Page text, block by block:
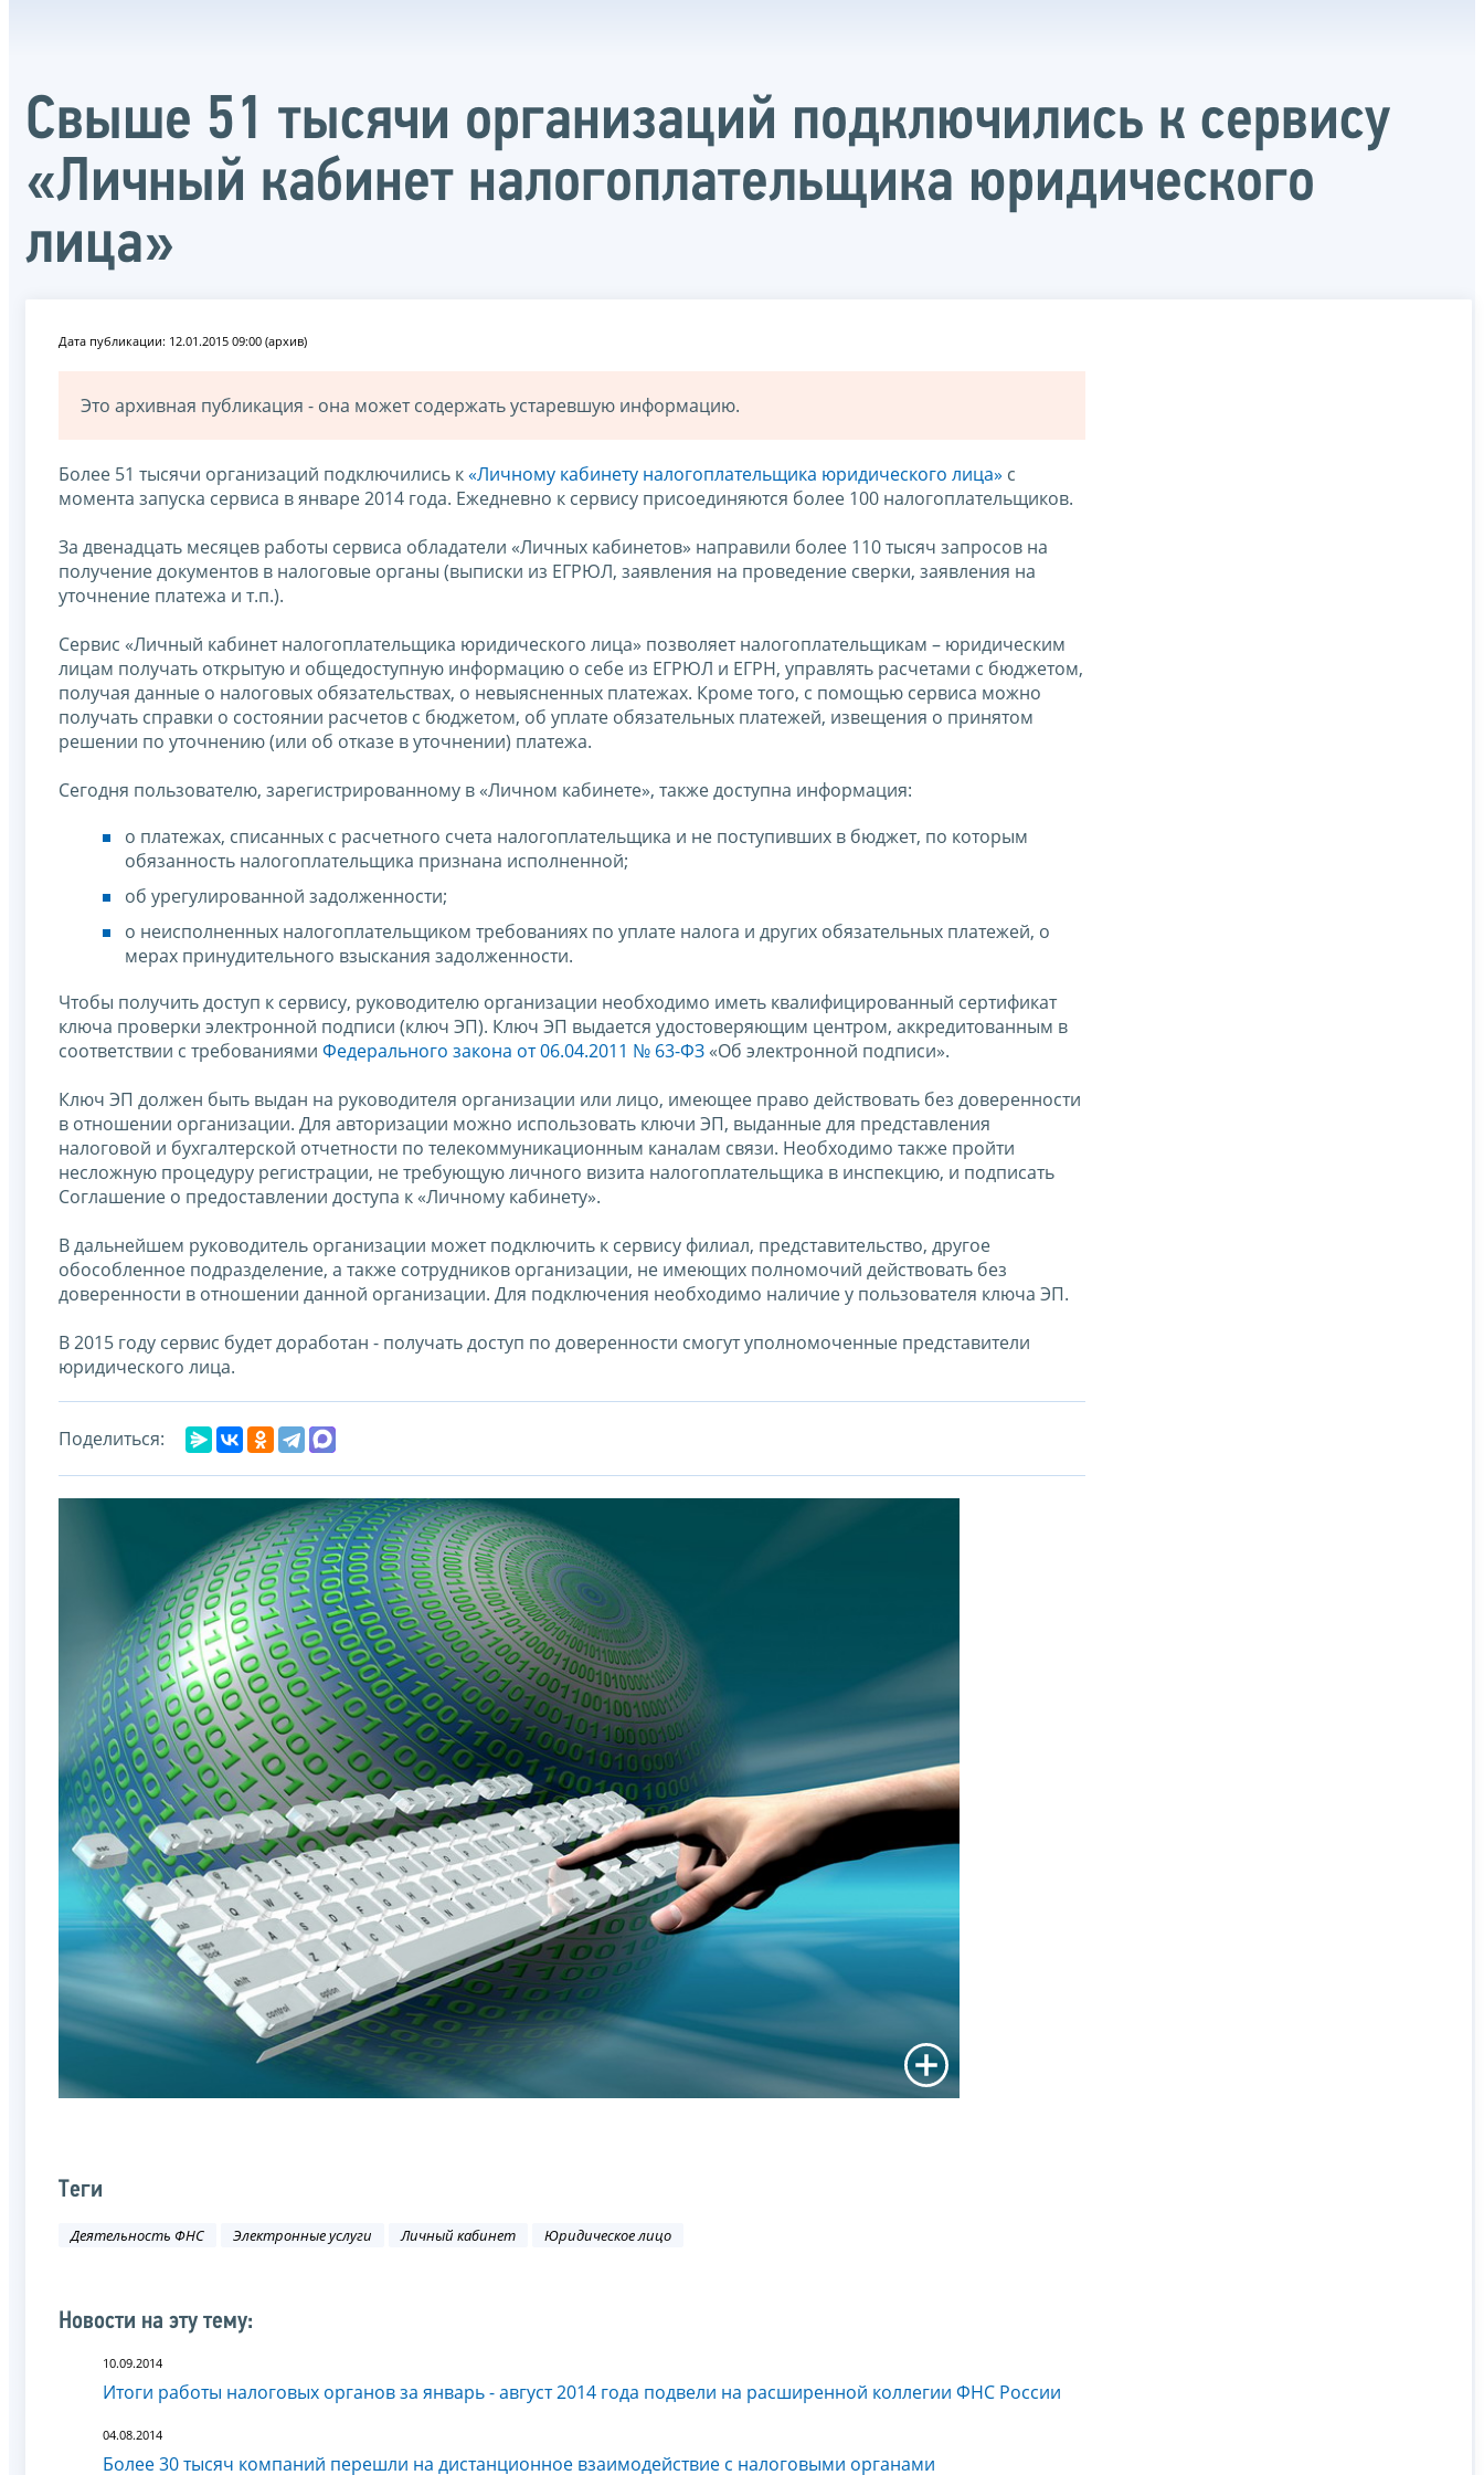
Свыше 51 тысячи организаций подключились к сервису
«Личный кабинет налогоплательщика юридического
лица»
Дата публикации: 12.01.2015 09:00 (архив)
Это архивная публикация - она может содержать устаревшую информацию.
Более 51 тысячи организаций подключились к«Личному кабинету налогоплательщика юридического лица» с
момента запуска сервиса в январе 2014 года. Ежедневно к сервису присоединяются более 100 налогоплательщиков.
За двенадцать месяцев работы сервиса обладатели «Личных кабинетов» направили более 110 тысяч запросов на
получение документов в налоговые органы (выписки из ЕГРЮЛ, заявления на проведение сверки, заявления на
уточнение платежа и т.п.).
Сервис «Личный кабинет налогоплательщика юридического лица» позволяет налогоплательщикам – юридическим
лицам получать открытую и общедоступную информацию о себе из ЕГРЮЛ и ЕГРН, управлять расчетами с бюджетом,
получая данные о налоговых обязательствах, о невыясненных платежах. Кроме того, с помощью сервиса можно
получать справки о состоянии расчетов с бюджетом, об уплате обязательных платежей, извещения о принятом
решении по уточнению (или об отказе в уточнении) платежа.
Сегодня пользователю, зарегистрированному в «Личном кабинете», также доступна информация:
о платежах, списанных с расчетного счета налогоплательщика и не поступивших в бюджет, по которым
обязанность налогоплательщика признана исполненной;
об урегулированной задолженности;
о неисполненных налогоплательщиком требованиях по уплате налога и других обязательных платежей, о
мерах принудительного взыскания задолженности.
Чтобы получить доступ к сервису, руководителю организации необходимо иметь квалифицированный сертификат
ключа проверки электронной подписи (ключ ЭП). Ключ ЭП выдается удостоверяющим центром, аккредитованным в
соответствии с требованиями Федерального закона от 06.04.2011 № 63-ФЗ «Об электронной подписи».
Ключ ЭП должен быть выдан на руководителя организации или лицо, имеющее право действовать без доверенности
в отношении организации. Для авторизации можно использовать ключи ЭП, выданные для представления
налоговой и бухгалтерской отчетности по телекоммуникационным каналам связи. Необходимо также пройти
несложную процедуру регистрации, не требующую личного визита налогоплательщика в инспекцию, и подписать
Соглашение о предоставлении доступа к «Личному кабинету».
В дальнейшем руководитель организации может подключить к сервису филиал, представительство, другое
обособленное подразделение, а также сотрудников организации, не имеющих полномочий действовать без
доверенности в отношении данной организации. Для подключения необходимо наличие у пользователя ключа ЭП.
В 2015 году сервис будет доработан - получать доступ по доверенности смогут уполномоченные представители
юридического лица.
Поделиться:
Теги
Деятельность ФНС Электронные услуги Личный кабинет Юридическое лицо
Новости на эту тему:
10.09.2014
Итоги работы налоговых органов за январь - август 2014 года подвели на расширенной коллегии ФНС России
04.08.2014
Более 30 тысяч компаний перешли на дистанционное взаимодействие с налоговыми органами